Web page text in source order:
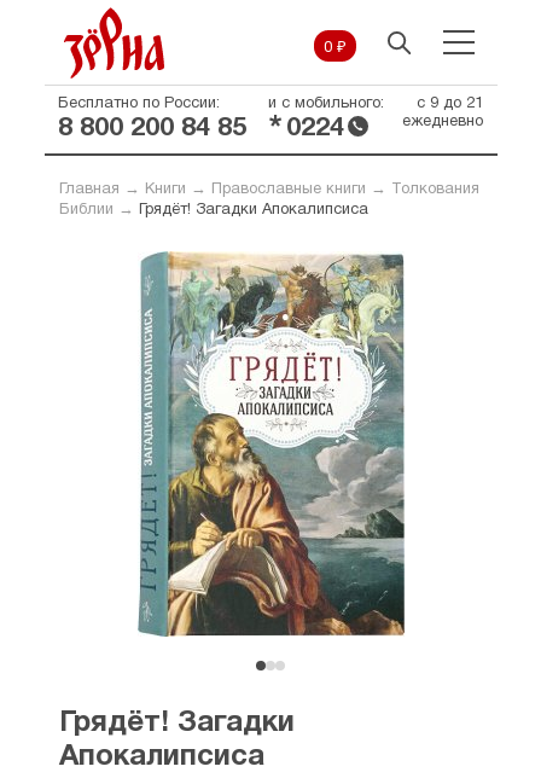
0 ₽
Бесплатно по России:
8 800 200 84 85
и с мобильного:
* 0224
с 9 до 21
ежедневно
Главная → Книги → Православные книги →
Толкования
Библии → Грядёт! Загадки Апокалипсиса
Грядёт! Загадки
Апокалипсиса